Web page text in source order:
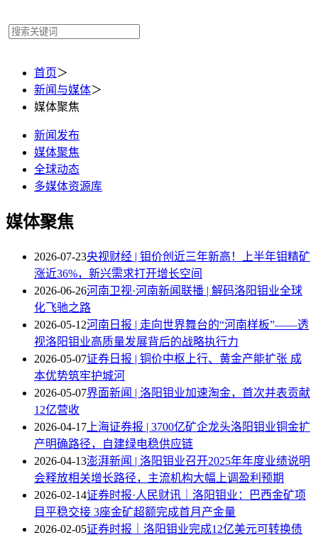
首页＞
新闻与媒体＞
媒体聚焦
新闻发布
媒体聚焦
全球动态
多媒体资源库
媒体聚焦
2026-07-23央视财经 | 钼价创近三年新高！上半年钼精矿
涨近36%，新兴需求打开增长空间
2026-06-26河南卫视·河南新闻联播 | 解码洛阳钼业全球
化飞驰之路
2026-05-12河南日报 | 走向世界舞台的“河南样板”——透
视洛阳钼业高质量发展背后的战略执行力
2026-05-07证券日报 | 铜价中枢上行、黄金产能扩张 成
本优势筑牢护城河
2026-05-07界面新闻 | 洛阳钼业加速淘金，首次并表贡献
12亿营收
2026-04-17 上海证券报 | 3700亿矿企龙头洛阳钼业铜金扩
产明确路径，自建绿电稳供应链
2026-04-13澎湃新闻 | 洛阳钼业召开2025年年度业绩说明
会释放相关增长路径，主流机构大幅上调盈利预期
2026-02-14证券时报·人民财讯｜洛阳钼业：巴西金矿项
目平稳交接 3座金矿超额完成首月产金量
2026-02-05证券时报｜洛阳钼业完成12亿美元可转换债